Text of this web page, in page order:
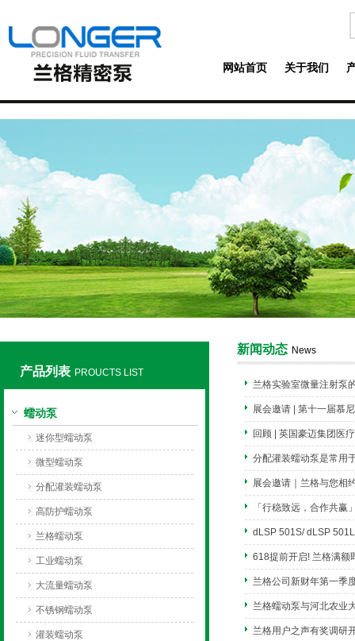
网站首页 关于我们
产品列表 PROUCTS LIST
蠕动泵
迷你型蠕动泵
微型蠕动泵
分配灌装蠕动泵
高防护蠕动泵
兰格蠕动泵
工业蠕动泵
大流量蠕动泵
不锈钢蠕动泵
灌装蠕动泵
新闻动态 News
兰格实验室微量注射泵
展会邀请 | 第十一届慕
回顾 | 英国豪迈集团医
分配灌装蠕动泵是常用
展会邀请｜兰格与您相
「行稳致远，合作共
dLSP 501S/ dLSP
618提前开启! 兰格满额
兰格公司新财年第一季
兰格蠕动泵与河北农业
兰格用户之声有奖调研